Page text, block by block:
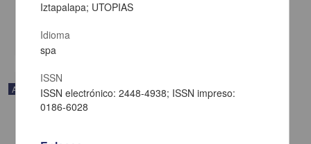
Ciencias Sociales y Económicas
Artículo
Iztapalapa; UTOPIAS
Idioma
spa
ISSN
ISSN electrónico: 2448-4938; ISSN impreso:
0186-6028